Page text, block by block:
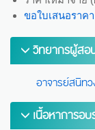
ขอใบเสนอราคา
วิทยากรผู้สอ
อาจารย์สนิท
เนื้อหาการอ